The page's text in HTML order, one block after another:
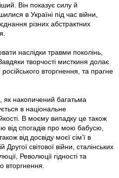
Він показує силу й
в Україні під час війни,
різних абстрактних
наслідки травми поколінь,
творчості мисткиня долає
вторгнення, та прагне
накопичений багатьма
в національне
В моєму випадку це також
від спогадів про мою бабусю,
від досвіду моєї сім’ї в
Другої світової війни, сталінських
Революції гідності та
вторгнення.